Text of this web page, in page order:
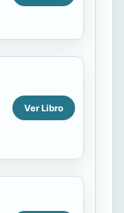
Ver Libro